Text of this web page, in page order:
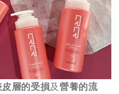
皮層的受損及營養的流